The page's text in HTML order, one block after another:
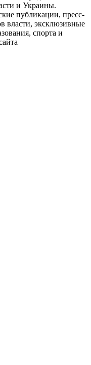
и Украины.
публикации, пресс-
власти, эксклюзивные
спорта и